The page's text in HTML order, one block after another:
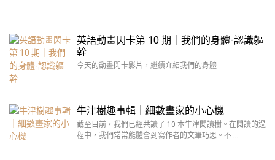
英語動畫閃卡第 10 期｜我們的身體-認識軀
幹
今天的動畫閃卡影片，繼續介紹我們的身體
牛津樹趣事輯｜細數畫家的小心機
截至目前，我們已經共讀了 10 本牛津閱讀樹。在閱讀的過
程中，我們常常能體會到寫作者的文筆巧思。不 …